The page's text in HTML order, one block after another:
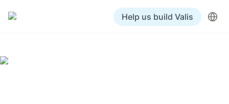
Help us build Valis